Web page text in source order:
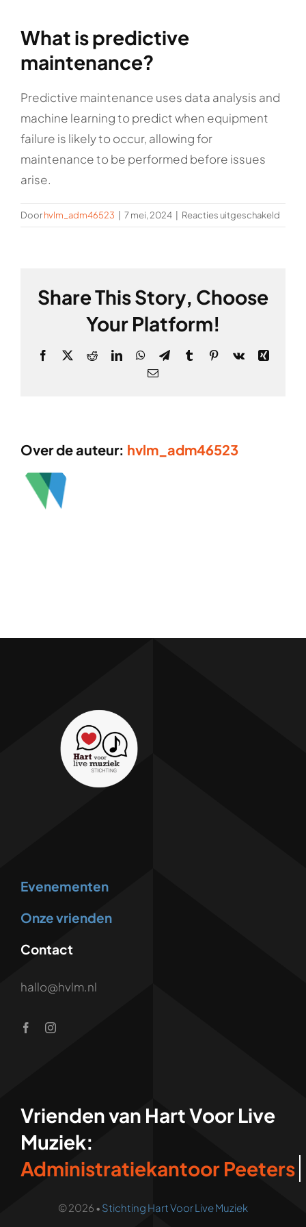
Rockronde
What is predictive
maintenance?
Predictive maintenance uses data analysis and
machine learning to predict when equipment
failure is likely to occur, allowing for
maintenance to be performed before issues
arise.
Doorhvlm_adm46523 7 mei, 2024 Reacties uitgeschakeld
What
Share This Story, Choose
Your Platform!
Facebook
X RedditLinkedInWhatsApp
TelegramTumblrPinterest
Vk
Xing
E-
Over de auteur: hvlm_adm46523
Evenementen
Onze vrienden
Contact
hallo@hvlm.nl
Vrienden van Hart Voor Live
Muziek:
© 2026 • Stichting Hart Voor Live Muziek